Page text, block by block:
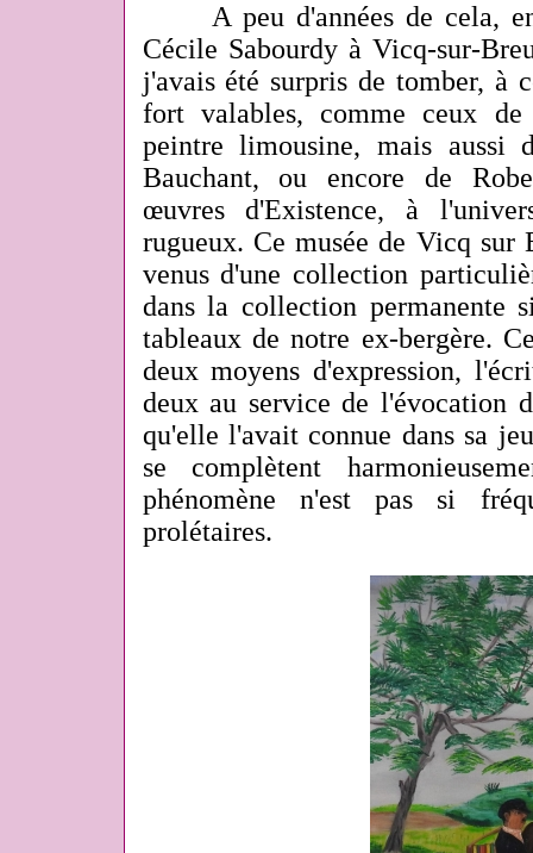
A peu d'années de cela,
Cécile Sabourdy à Vicq-sur-
j'avais été surpris de tomber, à
fort valables, comme ceux de
peintre limousine, mais aussi
Bauchant, ou encore de
œuvres d'Existence, à
rugueux. Ce musée de Vicq sur
venus d'une collection
dans la collection permanente
tableaux de notre ex-bergère.
deux moyens d'expression,
deux au service de l'évocation
qu'elle l'avait connue dans sa
se complètent
phénomène n'est pas si
prolétaires.